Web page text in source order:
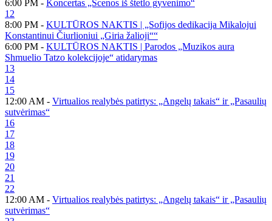
6:00 PM - Koncertas „Scenos iš štetlo gyvenimo“
12
8:00 PM - KULTŪROS NAKTIS | „Sofijos dedikacija Mikalojui
Konstantinui Čiurlioniui „Giria žalioji““
6:00 PM - KULTŪROS NAKTIS | Parodos „Muzikos aura
Shmuelio Tatzo kolekcijoje“ atidarymas
13
14
15
12:00 AM - Virtualios realybės patirtys: „Angelų takais“ ir „Pasaulių
sutvėrimas“
16
17
18
19
20
21
22
12:00 AM - Virtualios realybės patirtys: „Angelų takais“ ir „Pasaulių
sutvėrimas“